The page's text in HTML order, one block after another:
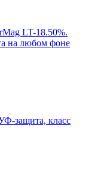
LT-18.50%.
на любом фоне
защита, класс